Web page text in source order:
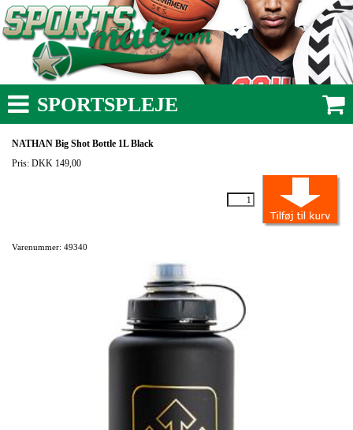
SPORTSPLEJE
NATHAN Big Shot Bottle 1L Black
Pris: DKK 149,00
Varenummer: 49340